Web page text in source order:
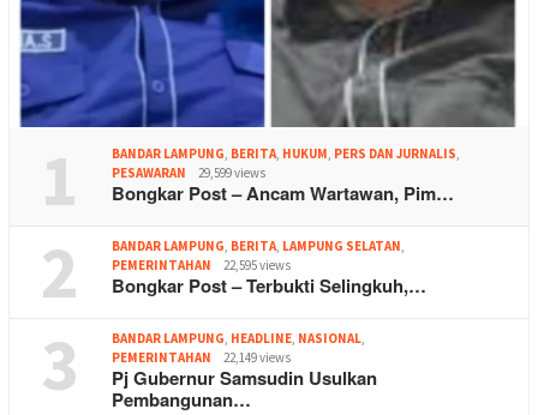
1 BANDAR LAMPUNG, BERITA, HUKUM, PERS DAN JURNALIS,
PESAWARAN
29,599 views
Bongkar Post – Ancam Wartawan, Pim…
2 BANDAR LAMPUNG, BERITA, LAMPUNG SELATAN,
PEMERINTAHAN
22,595 views
Bongkar Post – Terbukti Selingkuh,…
3 BANDAR LAMPUNG, HEADLINE, NASIONAL,
PEMERINTAHAN
22,149 views
Pj Gubernur Samsudin Usulkan
Pembangunan…